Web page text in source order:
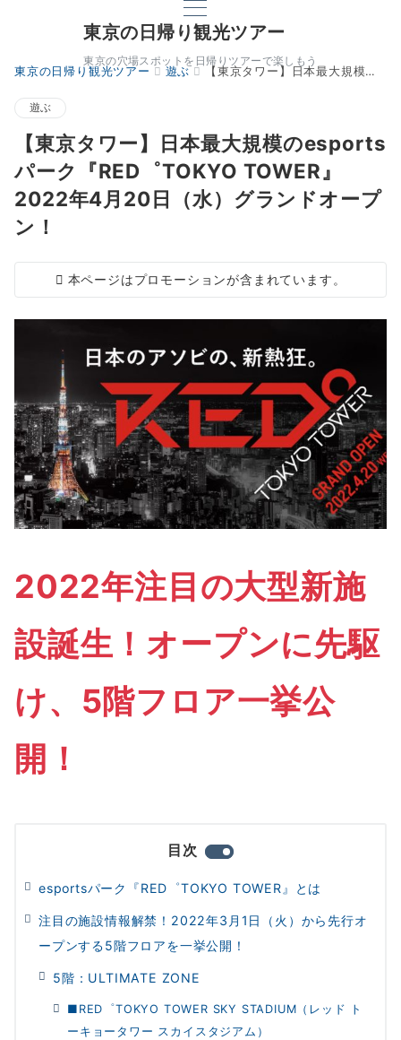
東京の日帰り観光ツアー
東京の穴場スポットを日帰りツアーで楽しもう
東京の日帰り観光ツアー 遊ぶ 【東京タワー】日本最大規模のesportsパーク『RED゜TOKYO TOWER』2022年4月20日（水）グランドオープン！
遊ぶ
【東京タワー】日本最大規模のesports
パーク『RED゜TOKYO TOWER』
2022年4月20日（水）グランドオープ
ン！
本ページはプロモーションが含まれています。
2022年注目の大型新施
設誕生！オープンに先駆
け、5階フロア一挙公
開！
目次
esportsパーク『RED゜TOKYO TOWER』とは
注目の施設情報解禁！2022年3月1日（火）から先行オ
ープンする5階フロアを一挙公開！
5階：ULTIMATE ZONE
■RED゜TOKYO TOWER SKY STADIUM（レッド ト
ーキョータワー スカイスタジアム）